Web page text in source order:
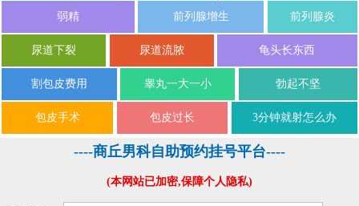
弱精 前列腺增生 前列腺炎
尿道下裂 尿道流脓 龟头长东西
割包皮费用 睾丸一大一小 勃起不坚
包皮手术 包皮过长 3分钟就射怎么办
----商丘男科自助预约挂号平台----
(本网站已加密,保障个人隐私)